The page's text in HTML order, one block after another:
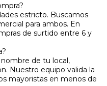
estricto. Buscamos
para ambos. En
de surtido entre 6 y
de tu local,
Nuestro equipo valida la
mayoristas en menos de